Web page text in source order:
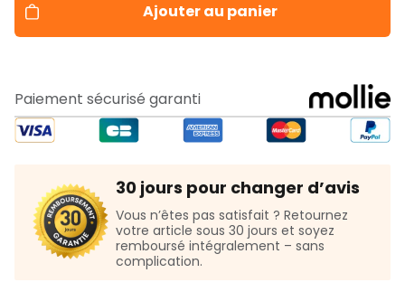
Ajouter au panier
Paiement sécurisé garanti
30 jours pour changer d’avis
Vous n’êtes pas satisfait ? Retournez
votre article sous 30 jours et soyez
remboursé intégralement – sans
complication.